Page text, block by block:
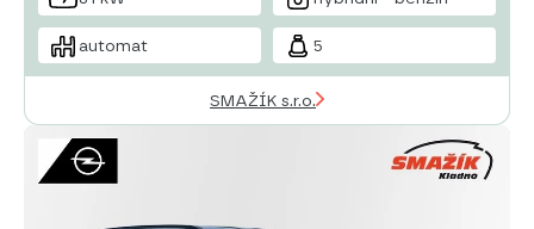
automat 5
SMAŽÍK s.r.o.